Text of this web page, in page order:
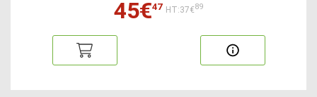
45€47 HT:37€89